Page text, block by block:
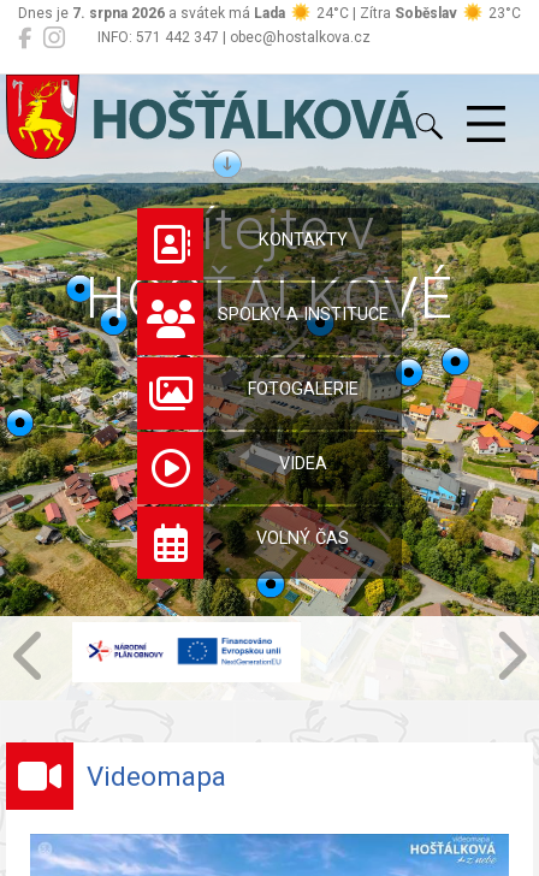
INFO: 571 442 347 | obec@hostalkova.cz
Dnes je 7. srpna 2026 a svátek má Lada 24°C | Zítra Soběslav 23°C
Hošťálková
Vítejte v
HOŠŤÁLKOVÉ
KONTAKTY
SPOLKY A INSTITUCE
FOTOGALERIE
VIDEA
VOLNÝ ČAS
Videomapa